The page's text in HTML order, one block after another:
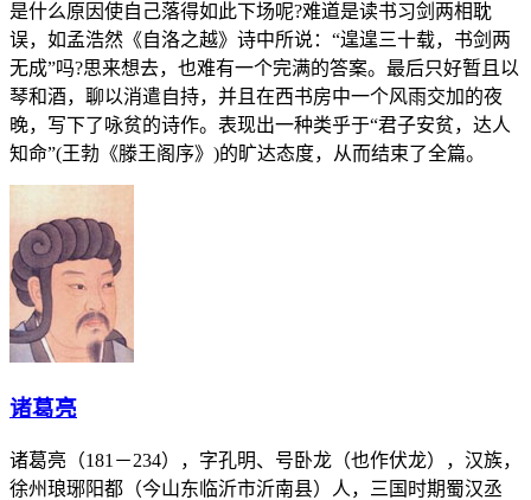
是什么原因使自己落得如此下场呢?难道是读书习剑两相耽
误，如孟浩然《自洛之越》诗中所说：“遑遑三十载，书剑两
无成”吗?思来想去，也难有一个完满的答案。最后只好暂且以
琴和酒，聊以消遣自持，并且在西书房中一个风雨交加的夜
晚，写下了咏贫的诗作。表现出一种类乎于“君子安贫，达人
知命”(王勃《滕王阁序》)的旷达态度，从而结束了全篇。
诸葛亮
诸葛亮（181－234），字孔明、号卧龙（也作伏龙），汉族，
徐州琅琊阳都（今山东临沂市沂南县）人，三国时期蜀汉丞